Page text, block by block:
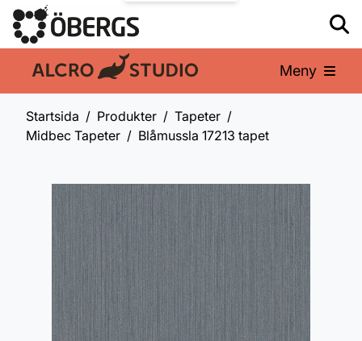
En del av: Meny
Startsida Produkter
Tapeter
Midbec Tapeter
Blåmussla 17213 tapet